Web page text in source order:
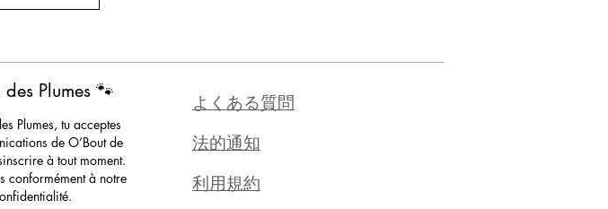
Plumes 🐾
Plumes, tu acceptes
de O’Bout de
à tout moment.
conformément à notre
よくある質問
法的通知
利用規約